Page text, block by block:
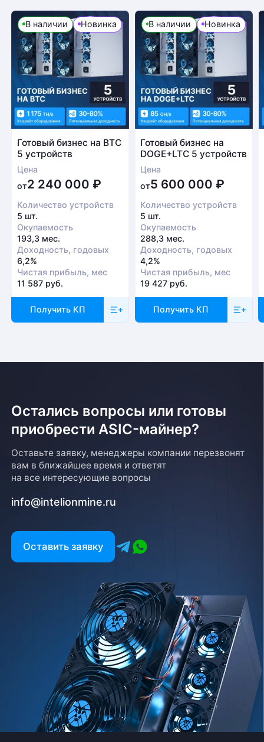
В наличии Новинка
Готовый бизнес на BTC
5 устройств
Цена
от2 240 000 ₽
Количество устройств
5 шт.
Окупаемость
193,3 мес.
Доходность, годовых
6,2%
Чистая прибыль, мес
11 587 руб.
Получить КП
В наличии Новинка
Готовый бизнес на
DOGE+LTC 5 устройств
Цена
от5 600 000₽
Количество устройств
5 шт.
Окупаемость
288,3 мес.
Доходность, годовых
4,2%
Чистая прибыль, мес
19 427 руб.
Получить КП
Остались вопросы или готовы
приобрести ASIC-майнер?
Оставьте заявку, менеджеры компании перезвонят
вам в ближайшее время и ответят
на все интересующие вопросы
info@intelionmine.ru
Оставить заявку